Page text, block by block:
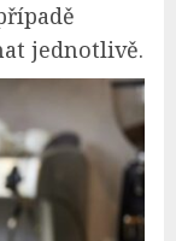
jednotlivě.